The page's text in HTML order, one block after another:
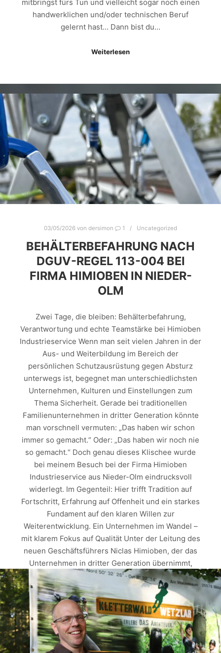
mitbringst fürs Tun und vielleicht sogar noch einen
handwerklichen und/oder technischen Beruf
gelernt hast… Dann bist du…
Weiterlesen
03/05/2026 von dersimon 1 Uncategorized
BEHÄLTERBEFAHRUNG NACH
DGUV-REGEL 113-004 BEI
FIRMA HIMIOBEN IN NIEDER-
OLM
Zwei Tage, die bleiben: Behälterbefahrung,
Verantwortung und echte Teamstärke bei Himioben
Industrieservice Wenn man seit vielen Jahren in der
Aus- und Weiterbildung im Bereich der
persönlichen Schutzausrüstung gegen Absturz
unterwegs ist, begegnet man unterschiedlichsten
Unternehmen, Kulturen und Einstellungen zum
Thema Sicherheit. Gerade bei traditionellen
Familienunternehmen in dritter Generation könnte
man vorschnell vermuten: „Das haben wir schon
immer so gemacht.“ Oder: „Das haben wir noch nie
so gemacht.“ Doch genau dieses Klischee wurde
bei meinem Besuch bei der Firma Himioben
Industrieservice aus Nieder-Olm eindrucksvoll
widerlegt. Im Gegenteil: Hier trifft Tradition auf
Fortschritt, Erfahrung auf Offenheit und ein starkes
Fundament auf den klaren Willen zur
Weiterentwicklung. Ein Unternehmen im Wandel –
mit klarem Fokus auf Qualität Unter der Leitung des
neuen Geschäftsführers Niclas Himioben, der das
Unternehmen in dritter Generation übernimmt,
zeigt sich ein bemerkenswerter Spirit. In einer Zeit,
die geprägt ist von globalen Unsicherheiten,
wirtschaftlichen Herausforderungen und
steigenden Anforderungen in der…
Weiterlesen